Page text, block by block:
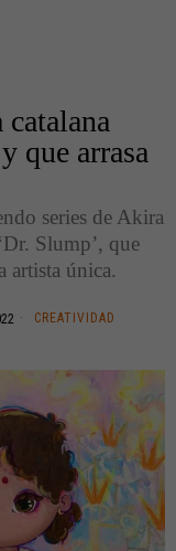
que arrasa
series de Akira
Slump’, que
artista única.
CREATIVIDAD